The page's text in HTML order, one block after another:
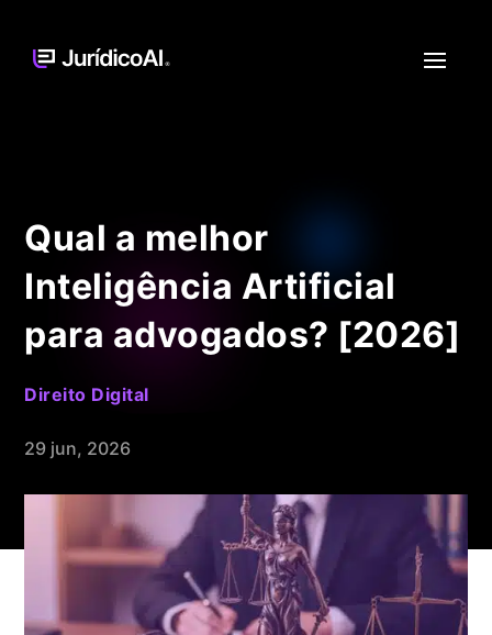
Qual a melhor
Inteligência Artificial
para advogados? [2026]
Direito Digital
29 jun, 2026